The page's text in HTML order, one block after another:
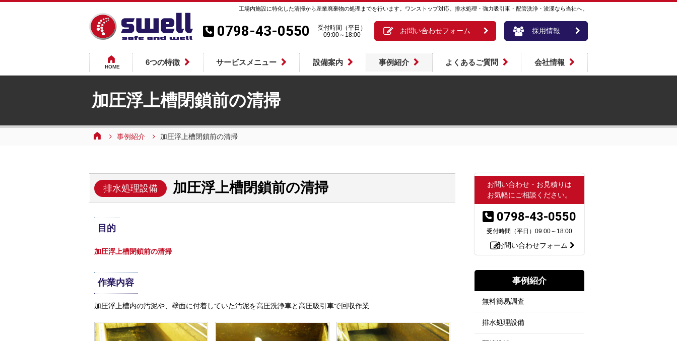
工場内施設に特化した清掃から産業廃棄物の処理までを行います。ワンストップ対応。排水処理・強力吸引車・配管洗浄・浚渫なら当社へ。
0798-43-0550
受付時間（平日）
09:00～18:00
お問い合わせフォーム 採用情報
HOME
6つの特徴 サービスメニュー 設備案内 事例紹介 よくあるご質問 会社情報
加圧浮上槽閉鎖前の清掃
事例紹介 加圧浮上槽閉鎖前の清掃
排水処理設備 加圧浮上槽閉鎖前の清掃
目的
加圧浮上槽閉鎖前の清掃
作業内容
加圧浮上槽内の汚泥や、壁面に付着していた汚泥を高圧洗浄車と高圧吸引車で回収作業
お問い合わせ・お見積りは
お気軽にご相談ください。
0798-43-0550
受付時間（平日） 09:00～18:00
お問い合わせフォーム
事例紹介
無料簡易調査
排水処理設備